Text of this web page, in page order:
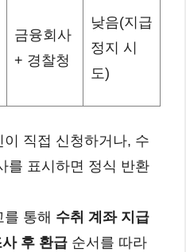
금융회사
+ 경찰청
낮음(지급
정지 시
도)
직접 신청하거나, 수
를 표시하면 정식 반환
를 통해 수취 계좌 지급
후 환급 순서를 따라